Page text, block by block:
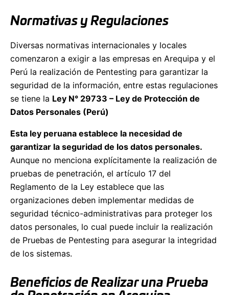
Normativas y Regulaciones
Diversas normativas internacionales y locales
comenzaron a exigir a las empresas en Arequipa y el
Perú la realización de Pentesting para garantizar la
seguridad de la información, entre estas regulaciones
se tiene la Ley N° 29733 – Ley de Protección de
Datos Personales (Perú)
Esta ley peruana establece la necesidad de
garantizar la seguridad de los datos personales.
Aunque no menciona explícitamente la realización de
pruebas de penetración, el artículo 17 del
Reglamento de la Ley establece que las
organizaciones deben implementar medidas de
seguridad técnico-administrativas para proteger los
datos personales, lo cual puede incluir la realización
de Pruebas de Pentesting para asegurar la integridad
de los sistemas.
Beneficios de Realizar una Prueba